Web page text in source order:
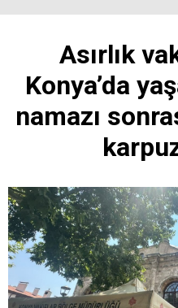
Asırlık
Konya’da
namazı